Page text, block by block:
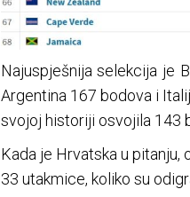
Najuspješnija selekcija je
Argentina 167 bodova i
svojoj historiji osvojila 143
Kada je Hrvatska u pitanju,
33 utakmice, koliko su